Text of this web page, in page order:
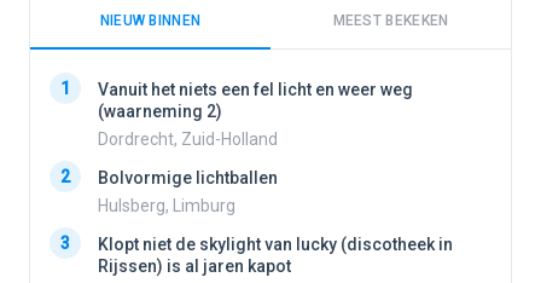
NIEUW BINNEN MEEST BEKEKEN
1
Vanuit het niets een fel licht en weer weg
(waarneming 2)
Dordrecht, Zuid-Holland
2
Bolvormige lichtballen
Hulsberg, Limburg
3
Klopt niet de skylight van lucky (discotheek in
Rijssen) is al jaren kapot